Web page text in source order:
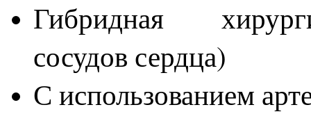
Гибридная
сосудов сердца)
С использованием